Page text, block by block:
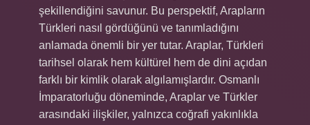
şekillendiğini savunur. Bu perspektif, Arapların
Türkleri nasıl gördüğünü ve tanımladığını
anlamada önemli bir yer tutar. Araplar, Türkleri
tarihsel olarak hem kültürel hem de dini açıdan
farklı bir kimlik olarak algılamışlardır. Osmanlı
İmparatorluğu döneminde, Araplar ve Türkler
arasındaki ilişkiler, yalnızca coğrafi yakınlıkla